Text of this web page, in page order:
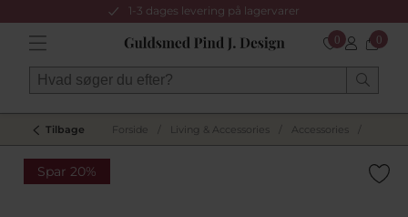
1-3 dages levering på lagervarer
0 0
Tilbage Forside Living & Accessories Accessories
Spar 20%